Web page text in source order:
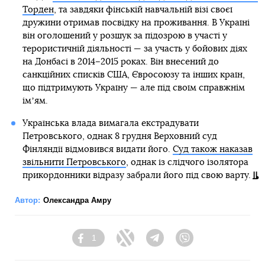
Торден, та завдяки фінській навчальній візі своєї
дружини отримав посвідку на проживання. В Україні
він оголошений у розшук за підозрою в участі у
терористичній діяльності — за участь у бойових діях
на Донбасі в 2014–2015 роках. Він внесений до
санкційних списків США, Євросоюзу та інших країн,
що підтримують Україну — але під своїм справжнім
імʼям.
Українська влада вимагала екстрадувати
Петровського, однак 8 грудня Верховний суд
Фінляндії відмовився видати його. Суд також наказав
звільнити Петровського, однак із слідчого ізолятора
прикордонники відразу забрали його під свою варту.
Автор: Олександра Амру
Facebook
1
Twitter TelegramViber